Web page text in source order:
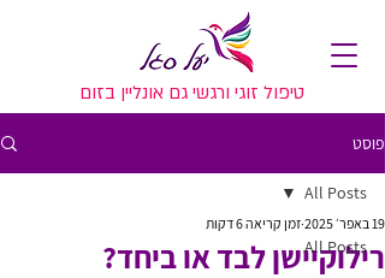
טיפול זוגי ורגשי גם אונליין בזום
פוסט
All Posts
All Posts
רילוקיישן לבד או ביחד?
19 באפר׳ 2025 זמן קריאה 6 דקות